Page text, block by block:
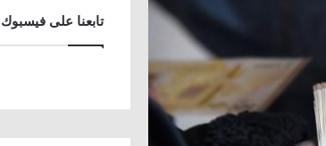
تابعنا على فيسبوك